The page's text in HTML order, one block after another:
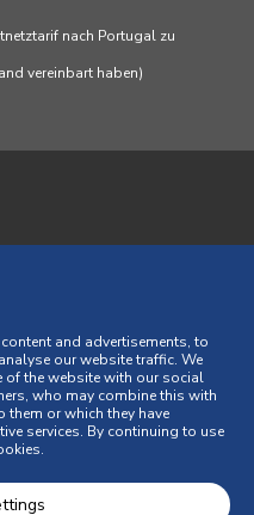
nach Portugal zu
vereinbart haben)
S.A.
and advertisements, to
our website traffic. We
the website with our social
who may combine this with
or which they have
services. By continuing to use